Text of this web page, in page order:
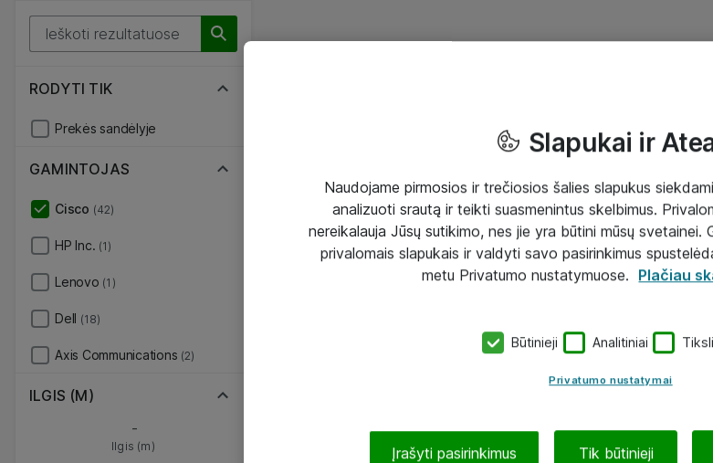
RODYTI TIK
Prekės sandėlyje
GAMINTOJAS
Cisco (42)
HP Inc. (1)
Lenovo (1)
Dell (18)
Axis Communications (2)
ILGIS (M)
-
Ilgis (m)
Slapukai ir
Naudojame pirmosios ir trečiosios šalies slapukus
analizuoti srautą ir teikti suasmenintus skelbimus.
nereikalauja Jūsų sutikimo, nes jie yra būtini mūsų svetainei.
privalomais slapukais ir valdyti savo pasirinkimus
metu Privatumo nustatymuose. Plačiau
Būtinieji Analitiniai
Privatumo nustatymai
Įrašyti pasirinkimus Tik būtinieji